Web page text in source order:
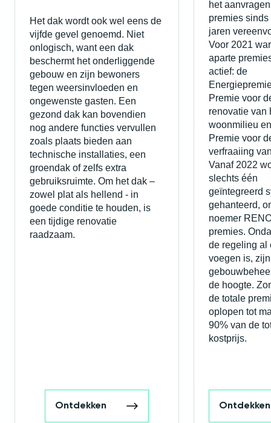
Het dak wordt ook wel eens de
vijfde gevel genoemd. Niet
onlogisch, want een dak
beschermt het onderliggende
gebouw en zijn bewoners
tegen weersinvloeden en
ongewenste gasten. Een
gezond dak kan bovendien
nog andere functies vervullen
zoals plaats bieden aan
technische installaties, een
groendak of zelfs extra
gebruiksruimte. Om het dak –
zowel plat als hellend - in
goede conditie te houden, is
een tijdige renovatie
raadzaam.
Ontdekken
het
premies
jaren
Voor 2021
aparte
actief: de
Premie voor
renovatie van
woonmilieu
Premie voor
verfraaiing
Vanaf 2022
slechts één
geïntegreerd
gehanteerd,
noemer
premies.
de regeling al
voegen is,
de hoogte.
de totale
oplopen tot
90% van de
kostprijs.
Ontdekken